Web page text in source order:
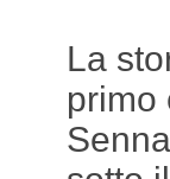
La
primo